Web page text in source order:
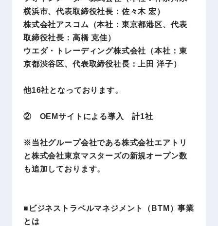
横浜市、代表取締役社長：佐々木 宏）
株式会社アスコム（本社：東京都港区、代表
取締役社長：高橋 克佳）
ウエダ・トレーディング株式会社（本社：東
京都渋谷区、代表取締役社長：上田 洋子）
他16社となっております。
② OEMサイトによる導入 計1社
※当社グループ会社である株式会社エアトリ
と株式会社東京マスターズの新規オープン数
も追加しております。
■ビジネストラベルマネジメント（BTM）事業
とは